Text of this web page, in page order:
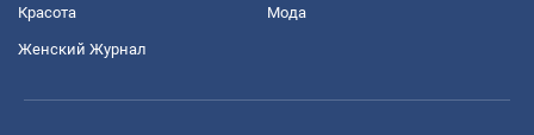
Красота Мода
Женский Журнал